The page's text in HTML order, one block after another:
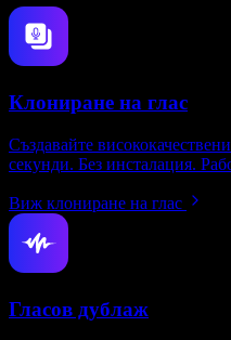
Клониране на глас
Създавайте
секунди. Без инсталация.
Виж клониране на глас
Гласов дублаж